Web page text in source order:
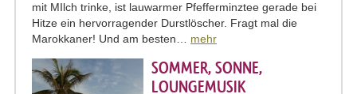
mit MIlch trinke, ist lauwarmer Pfefferminztee gerade bei
Hitze ein hervorragender Durstlöscher. Fragt mal die
Marokkaner! Und am besten… mehr
SOMMER, SONNE,
LOUNGEMUSIK